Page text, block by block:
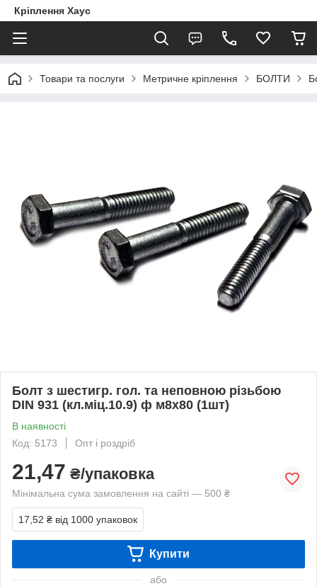
Кріплення Хаус
Товари та послуги Метричне кріплення БОЛТИ
Болт з шестигр. гол. та неповною різьбою
DIN 931 (кл.міц.10.9) ф м8х80 (1шт)
В наявності
Код: 5173
Опт і роздріб
21,47 ₴/упаковка
Мінімальна сума замовлення на сайті — 500 ₴
17,52 ₴ від 1000 упаковок
Купити
або